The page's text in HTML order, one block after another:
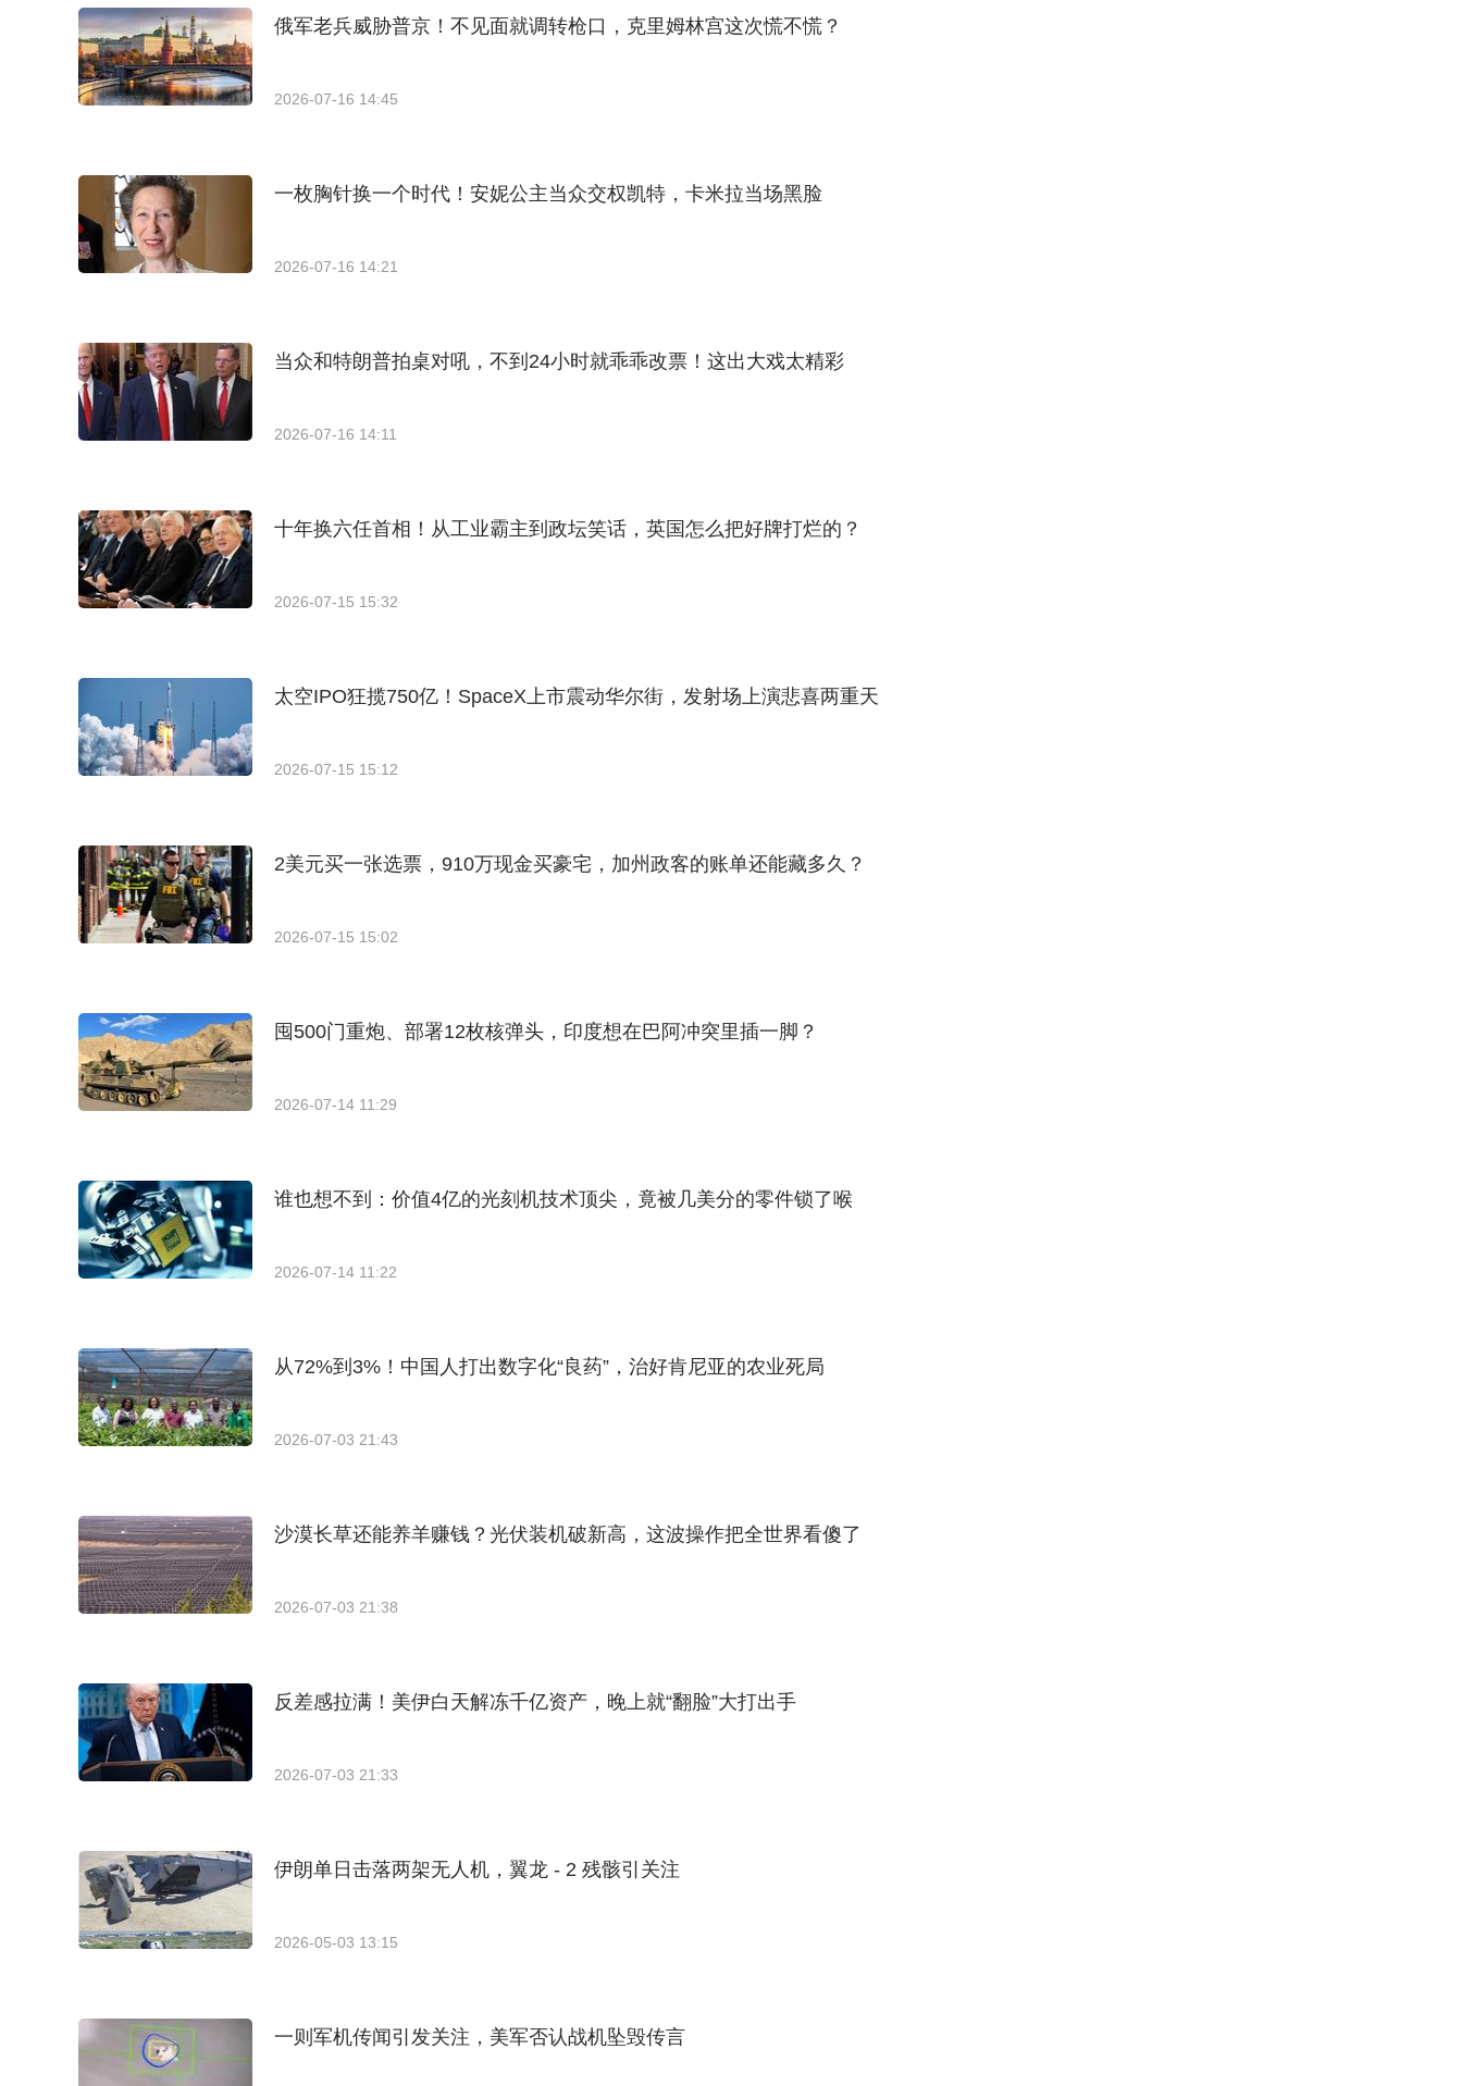
俄军老兵威胁普京！不见面就调转枪口，克里姆林宫这次慌不慌？
2026-07-16 14:45
一枚胸针换一个时代！安妮公主当众交权凯特，卡米拉当场黑脸
2026-07-16 14:21
当众和特朗普拍桌对吼，不到24小时就乖乖改票！这出大戏太精彩
2026-07-16 14:11
十年换六任首相！从工业霸主到政坛笑话，英国怎么把好牌打烂的？
2026-07-15 15:32
太空IPO狂揽750亿！SpaceX上市震动华尔街，发射场上演悲喜两重天
2026-07-15 15:12
2美元买一张选票，910万现金买豪宅，加州政客的账单还能藏多久？
2026-07-15 15:02
囤500门重炮、部署12枚核弹头，印度想在巴阿冲突里插一脚？
2026-07-14 11:29
谁也想不到：价值4亿的光刻机技术顶尖，竟被几美分的零件锁了喉
2026-07-14 11:22
从72%到3%！中国人打出数字化“良药”，治好肯尼亚的农业死局
2026-07-03 21:43
沙漠长草还能养羊赚钱？光伏装机破新高，这波操作把全世界看傻了
2026-07-03 21:38
反差感拉满！美伊白天解冻千亿资产，晚上就“翻脸”大打出手
2026-07-03 21:33
伊朗单日击落两架无人机，翼龙 - 2 残骸引关注
2026-05-03 13:15
一则军机传闻引发关注，美军否认战机坠毁传言